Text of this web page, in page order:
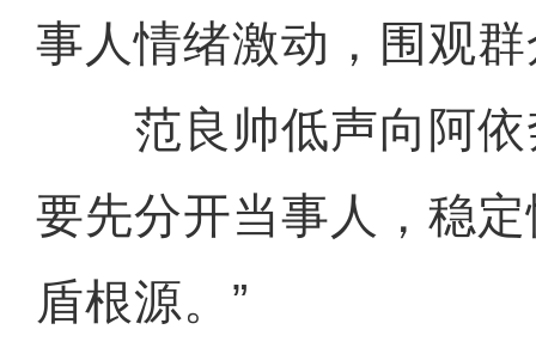
事人情绪激动，围观
范良帅低声向阿依
要先分开当事人，稳
盾根源。”